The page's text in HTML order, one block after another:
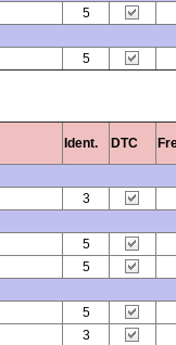
5
5
Ident. DTC
3
5
5
5
3